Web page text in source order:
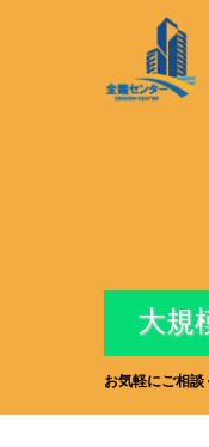
大規
お気軽にご相談